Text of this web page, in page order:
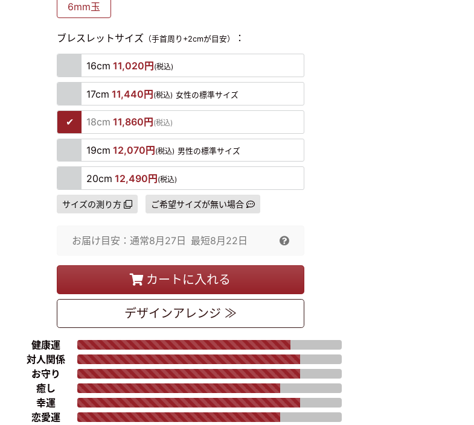
6mm玉
ブレスレットサイズ （手首周り+2cmが目安） ：
16cm 11,020円(税込)
17cm 11,440円(税込) 女性の標準サイズ
18cm 11,860円 (税込)
19cm 12,070円 (税込) 男性の標準サイズ
20cm 12,490円(税込)
サイズの測り方 ご希望サイズが無い場合
お届け目安： 通常8月27日 最短8月22日
カートに入れる
デザインアレンジ ≫
健康運
対人関係
お守り
癒し
幸運
恋愛運